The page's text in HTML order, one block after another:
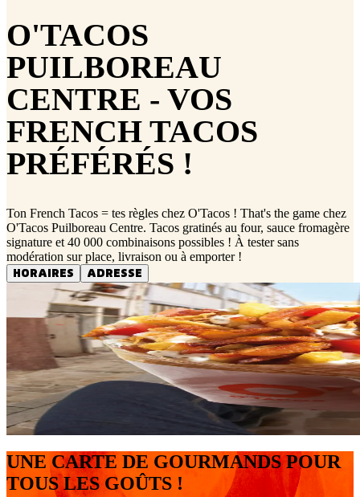
O'TACOS
PUILBOREAU
CENTRE - VOS
FRENCH TACOS
PRÉFÉRÉS !
Ton French Tacos = tes règles chez O'Tacos ! That's the game chez
O'Tacos Puilboreau Centre. Tacos gratinés au four, sauce fromagère
signature et 40 000 combinaisons possibles ! À tester sans
modération sur place, livraison ou à emporter !
HORAIRES
ADRESSE
UNE CARTE DE GOURMANDS POUR
TOUS LES GOÛTS !